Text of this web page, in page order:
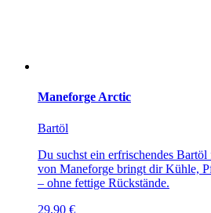
Maneforge Arctic
Bartöl
Du suchst ein erfrischendes
von Maneforge bringt dir Kühle,
– ohne fettige Rückstände.
29,90 €